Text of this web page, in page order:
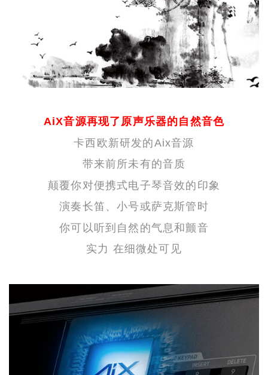
AiX音源再现了原声乐器的自然音色
卡西欧新研发的Aix音源
带来前所未有的音质
颠覆你对便携式电子琴音效的印象
演奏长笛、小号或萨克斯管时
你可以听到自然的气息和颤音
实力 在细微处可见